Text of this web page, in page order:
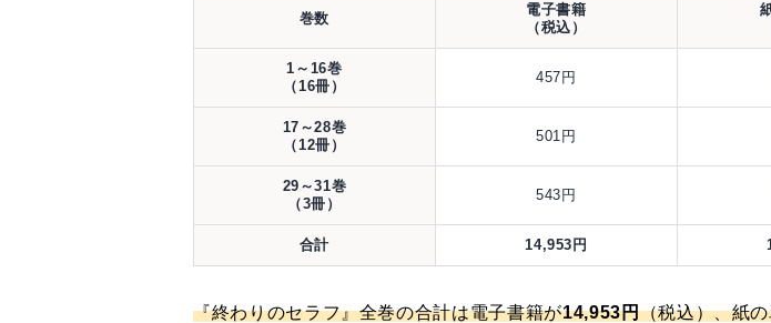
巻数
電子書籍
（税込）
1～16巻
（16冊）
457円
17～28巻
（12冊）
501円
29～31巻
（3冊）
543円
合計 14,953円
『終わりのセラフ』全巻の合計は電子書籍が14,953円（税込）、紙